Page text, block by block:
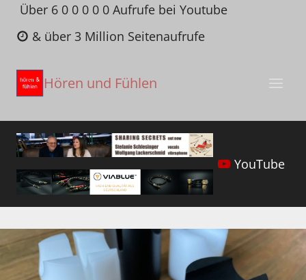
Zum
Inhalt
springen
Über 6 0 0 0 0 0 Aufrufe bei Youtube
& über 3 Million Seitenaufrufe
Hören und Fühlen
YouTube